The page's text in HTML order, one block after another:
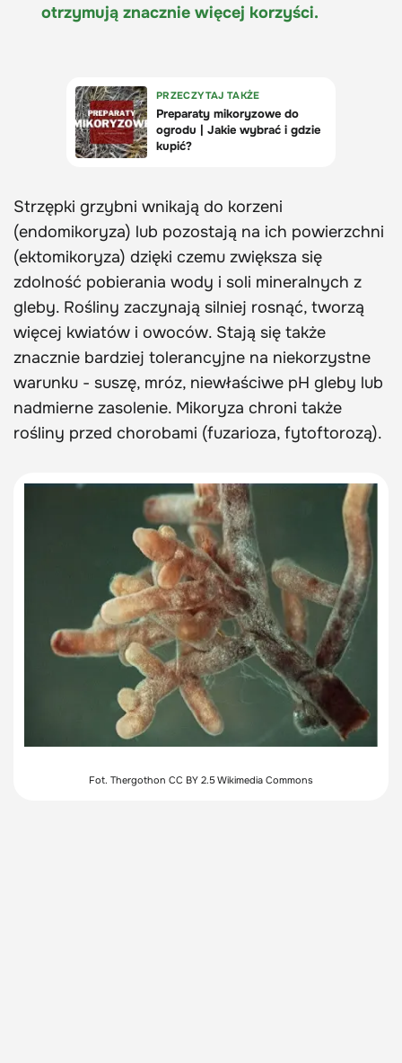
otrzymują znacznie więcej korzyści.
Strzępki grzybni wnikają do korzeni
(endomikoryza) lub pozostają na ich powierzchni
(ektomikoryza) dzięki czemu zwiększa się
zdolność pobierania wody i soli mineralnych z
gleby. Rośliny zaczynają silniej rosnąć, tworzą
więcej kwiatów i owoców. Stają się także
znacznie bardziej tolerancyjne na niekorzystne
warunku - suszę, mróz, niewłaściwe pH gleby lub
nadmierne zasolenie. Mikoryza chroni także
rośliny przed chorobami (fuzarioza, fytoftorozą).
Fot. Thergothon CC BY 2.5 Wikimedia Commons